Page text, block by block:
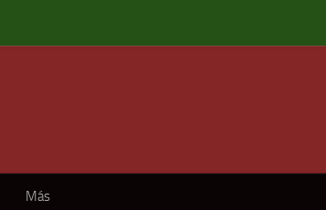
Más